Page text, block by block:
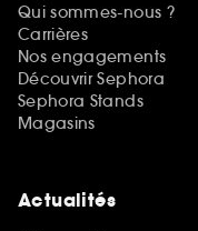
Qui sommes-nous ?
Carrières
Nos engagements
Découvrir Sephora
Sephora Stands
Magasins
Actualités